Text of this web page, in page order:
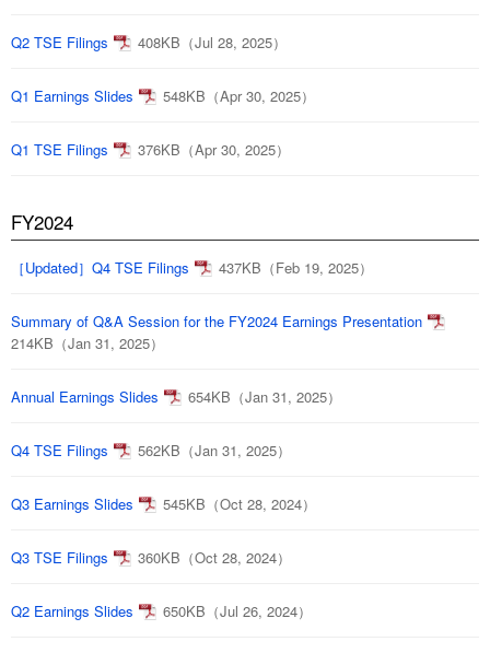
Q2 TSE Filings 408KB（Jul 28, 2025）
Q1 Earnings Slides 548KB（Apr 30, 2025）
Q1 TSE Filings 376KB（Apr 30, 2025）
FY2024
［Updated］Q4 TSE Filings 437KB（Feb 19, 2025）
Summary of Q&A Session for the FY2024 Earnings Presentation
214KB（Jan 31, 2025）
Annual Earnings Slides 654KB（Jan 31, 2025）
Q4 TSE Filings 562KB（Jan 31, 2025）
Q3 Earnings Slides 545KB（Oct 28, 2024）
Q3 TSE Filings 360KB（Oct 28, 2024）
Q2 Earnings Slides 650KB（Jul 26, 2024）